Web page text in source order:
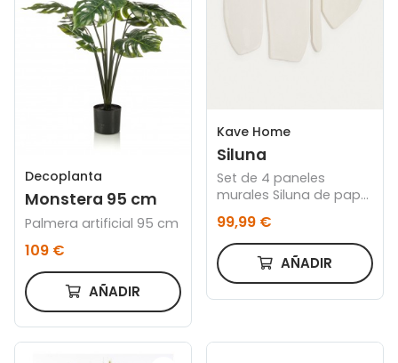
Decoplanta
Monstera 95 cm
Palmera artificial 95 cm
109 €
AÑADIR
Kave Home
Siluna
Set de 4 paneles
murales Siluna de papel
maché blanco
99,99 €
AÑADIR